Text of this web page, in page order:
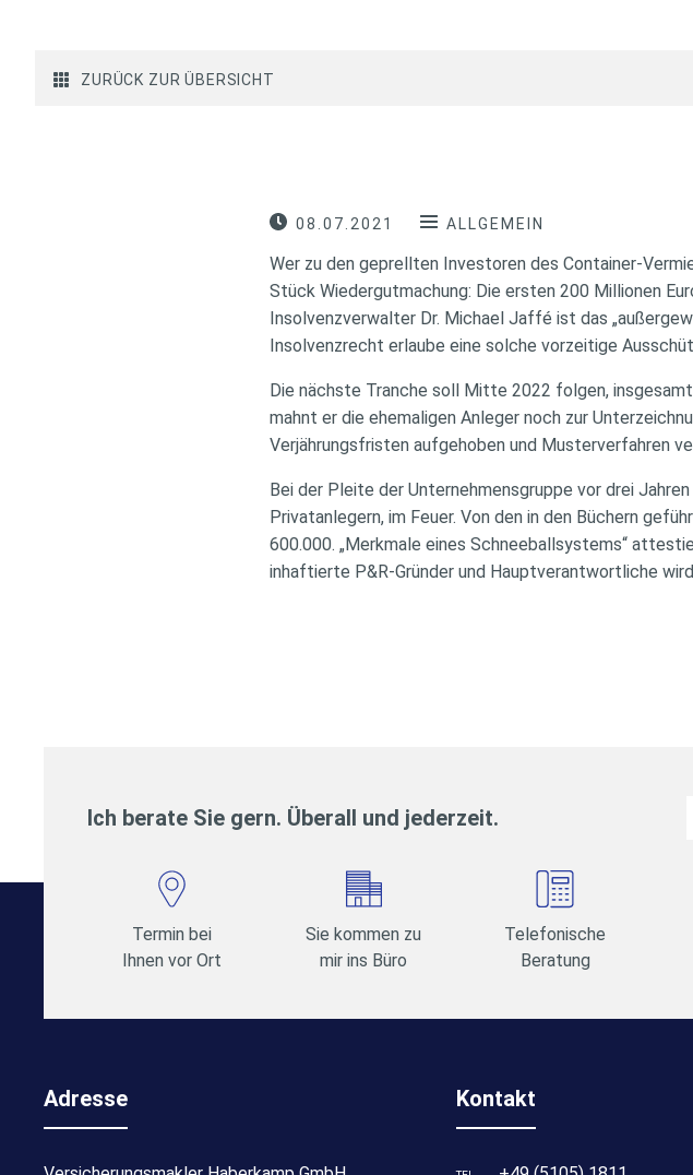
ZURÜCK ZUR ÜBERSICHT
08.07.2021 ALLGEMEIN
Wer zu den geprellten Investoren des Container-
Stück Wiedergutmachung: Die ersten 200 Millionen
Insolvenzverwalter Dr. Michael Jaffé ist das
Insolvenzrecht erlaube eine solche vorzeitige
Die nächste Tranche soll Mitte 2022 folgen,
mahnt er die ehemaligen Anleger noch zur
Verjährungsfristen aufgehoben und Musterverfahren
Bei der Pleite der Unternehmensgruppe vor drei
Privatanlegern, im Feuer. Von den in den Büchern
600.000. „Merkmale eines Schneeballsystems“
inhaftierte P&R-Gründer und Hauptverantwortliche
Ich berate Sie gern. Überall und jederzeit.
Termin bei
Ihnen vor Ort
Sie kommen zu
mir ins Büro
Telefonische
Beratung
Adresse Kontakt